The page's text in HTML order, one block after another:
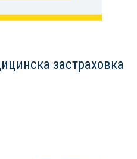
застраховка